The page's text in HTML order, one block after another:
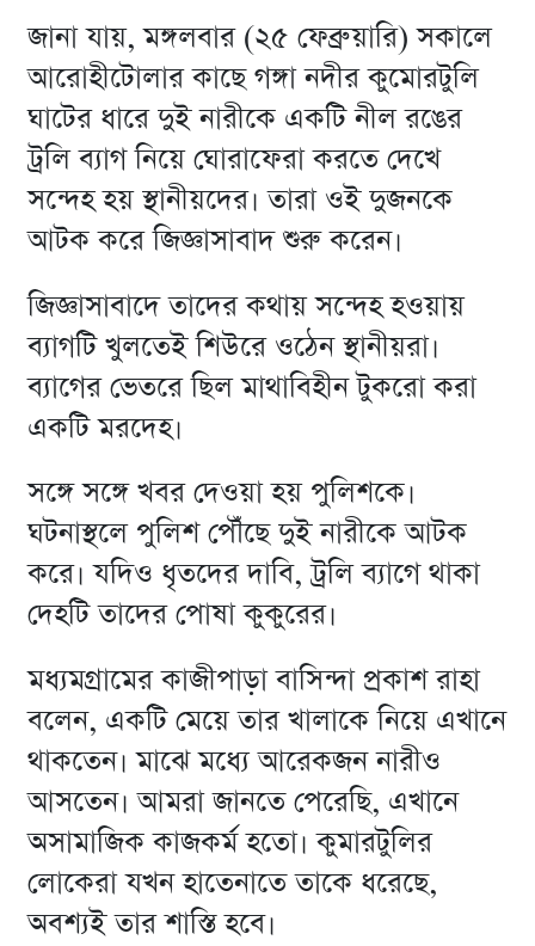
জানা যায়, মঙ্গলবার (২৫ ফেব্রুয়ারি) সকালে
আরোহীটোলার কাছে গঙ্গা নদীর কুমোরটুলি
ঘাটের ধারে দুই নারীকে একটি নীল রঙের
ট্রলি ব্যাগ নিয়ে ঘোরাফেরা করতে দেখে
সন্দেহ হয় স্থানীয়দের। তারা ওই দুজনকে
আটক করে জিজ্ঞাসাবাদ শুরু করেন।
জিজ্ঞাসাবাদে তাদের কথায় সন্দেহ হওয়ায়
ব্যাগটি খুলতেই শিউরে ওঠেন স্থানীয়রা।
ব্যাগের ভেতরে ছিল মাথাবিহীন টুকরো করা
একটি মরদেহ।
সঙ্গে সঙ্গে খবর দেওয়া হয় পুলিশকে।
ঘটনাস্থলে পুলিশ পৌঁছে দুই নারীকে আটক
করে। যদিও ধৃতদের দাবি, ট্রলি ব্যাগে থাকা
দেহটি তাদের পোষা কুকুরের।
মধ্যমগ্রামের কাজীপাড়া বাসিন্দা প্রকাশ রাহা
বলেন, একটি মেয়ে তার খালাকে নিয়ে এখানে
থাকতেন। মাঝে মধ্যে আরেকজন নারীও
আসতেন। আমরা জানতে পেরেছি, এখানে
অসামাজিক কাজকর্ম হতো। কুমারটুলির
লোকেরা যখন হাতেনাতে তাকে ধরেছে,
অবশ্যই তার শাস্তি হবে।